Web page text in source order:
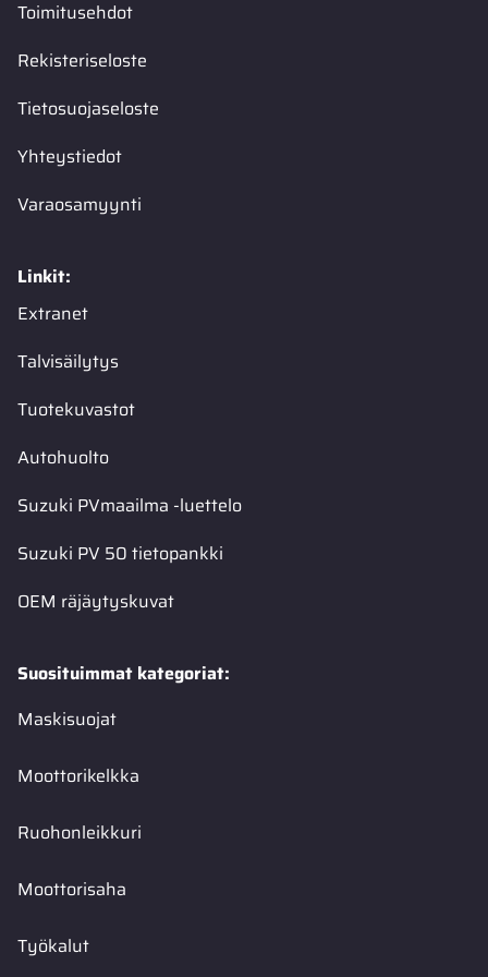
Toimitusehdot
Rekisteriseloste
Tietosuojaseloste
Yhteystiedot
Varaosamyynti
Linkit:
Extranet
Talvisäilytys
Tuotekuvastot
Autohuolto
Suzuki PVmaailma -luettelo
Suzuki PV 50 tietopankki
OEM räjäytyskuvat
Suosituimmat kategoriat:
Maskisuojat
Moottorikelkka
Ruohonleikkuri
Moottorisaha
Työkalut